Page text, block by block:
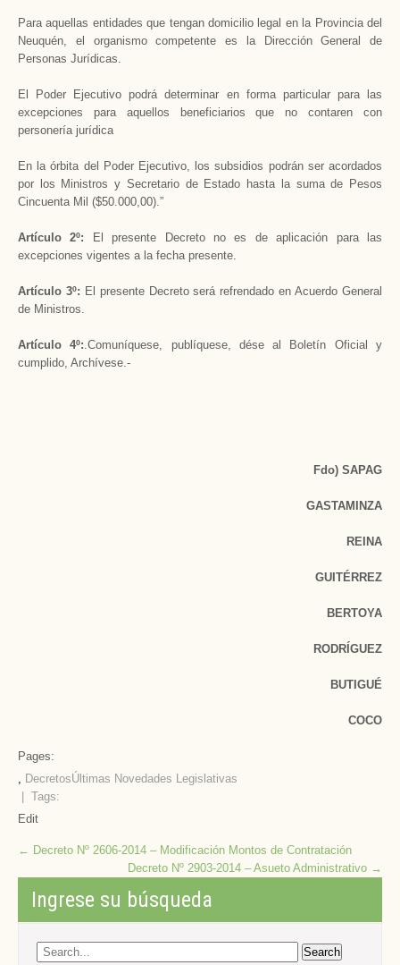
Para aquellas entidades que tengan domicilio legal en la Provincia del
Neuquén, el organismo competente es la Dirección General de
Personas Jurídicas.
El Poder Ejecutivo podrá determinar en forma particular para las
excepciones para aquellos beneficiarios que no contaren con
personería jurídica
En la órbita del Poder Ejecutivo, los subsidios podrán ser acordados
por los Ministros y Secretario de Estado hasta la suma de Pesos
Cincuenta Mil ($50.000,00).”
Artículo 2º:
El presente Decreto no es de aplicación para las
excepciones vigentes a la fecha presente.
Artículo 3º: El presente Decreto será refrendado en Acuerdo General
de Ministros.
Artículo 4º:.Comuníquese, publíquese, dése al Boletín Oficial y
cumplido, Archívese.-
Fdo) SAPAG
GASTAMINZA
REINA
GUITÉRREZ
BERTOYA
RODRÍGUEZ
BUTIGUÉ
COCO
Pages:
, DecretosÚltimas Novedades Legislativas
| Tags:
Edit
Post
navigation
← Decreto Nº 2606-2014 – Modificación Montos de Contratación
Decreto Nº 2903-2014 – Asueto Administrativo →
Ingrese su búsqueda